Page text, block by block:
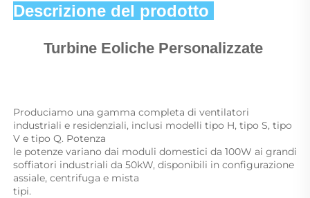
Descrizione del prodotto
Turbine Eoliche Personalizzate
Produciamo una gamma completa di ventilatori
industriali e residenziali, inclusi modelli tipo H, tipo S, tipo
V e tipo Q. Potenza
le potenze variano dai moduli domestici da 100W ai grandi
soffiatori industriali da 50kW, disponibili in configurazione
assiale, centrifuga e mista
tipi.